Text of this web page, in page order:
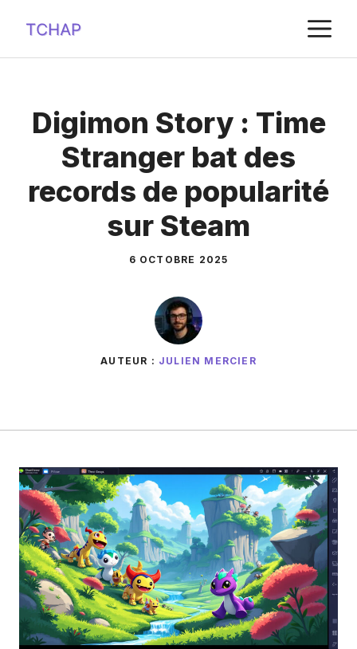
contenu
Digimon Story : Time
Stranger bat des
records de popularité
sur Steam
6 OCTOBRE 2025
AUTEUR : JULIEN MERCIER